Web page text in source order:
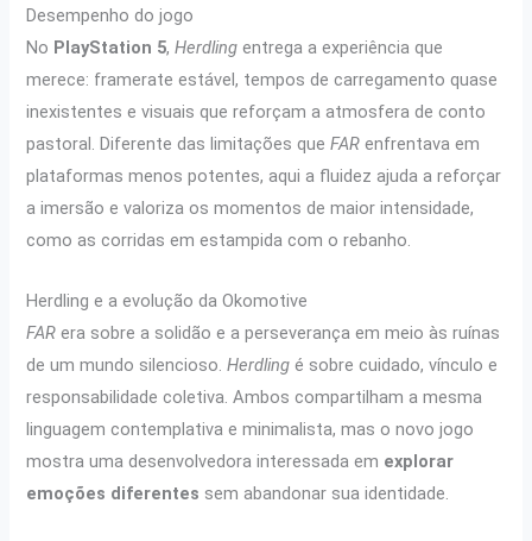
Desempenho do jogo
No PlayStation 5,Herdling entrega a experiência que
merece: framerate estável, tempos de carregamento quase
inexistentes e visuais que reforçam a atmosfera de conto
pastoral. Diferente das limitações queFAR enfrentava em
plataformas menos potentes, aqui a fluidez ajuda a reforçar
a imersão e valoriza os momentos de maior intensidade,
como as corridas em estampida com o rebanho.
Herdling e a evolução da Okomotive
FAR era sobre a solidão e a perseverança em meio às ruínas
de um mundo silencioso.Herdling é sobre cuidado, vínculo e
responsabilidade coletiva. Ambos compartilham a mesma
linguagem contemplativa e minimalista, mas o novo jogo
mostra uma desenvolvedora interessada em explorar
emoções diferentes sem abandonar sua identidade.